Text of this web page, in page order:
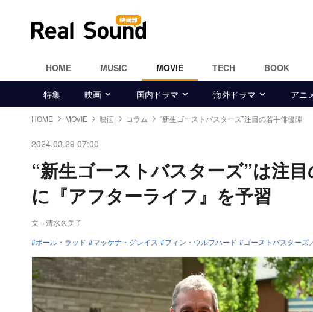
HOME MUSIC MOVIE TECH BOOK
特集 映画 国内ドラマ 海外ドラマ アニ
HOME MOVIE 映画 コラム “新生ゴーストバスターズ”注目の若手俳優陣
2024.03.29 07:00
“新生ゴーストバスターズ”は注
に『アフターライフ』を予習
文＝清水久美子
ポール・ラッド
マッケナ・グレイス フィン・ウルフハード ゴーストバスターズ